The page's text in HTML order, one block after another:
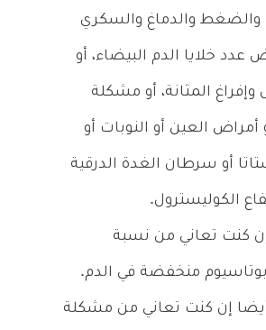
والضغط والدماغ والسكري
عدد خلايا الدم البيضاء، أو
المثانة، أو مشكلة
العين أو النوبات أو
أو سرطان الغدة الدرقية
الكوليسترول.
كنت تعاني من نسبة
منخفضة في الدم.
أيضا إن كنت تعاني من مشكلة